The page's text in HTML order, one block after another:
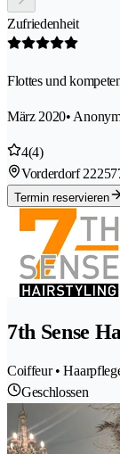
Zufriedenheit
Flottes und
März 2020•
4(4)
Vorderdorf 22
Termin reservieren
7th Sense
Coiffeur •
Geschlossen